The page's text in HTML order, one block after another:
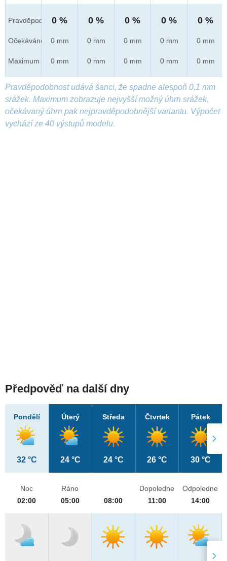
Pravděpod.
Očekáváno
Maximum
0 %
0 mm
0 mm
0 %
0 mm
0 mm
0 %
0 mm
0 mm
0 %
0 mm
0 mm
0 %
0 mm
0 mm
Pravděpodobnost udává šanci, že spadne alespoň 0,1 mm
srážek. Maximum zobrazuje nejvyšší možný úhrn srážek,
očekávaný úhrn pak nejpravděpodobnější variantu. Výpočet
vychází ze 40 výstupů modelu.
Předpověď na další dny
Pondělí
32 °C
Úterý
24 °C
Středa
24 °C
Čtvrtek
26 °C
Pátek
30 °C
Noc
02:00
Ráno
05:00
08:00
Dopoledne
11:00
Odpoledne
14:00